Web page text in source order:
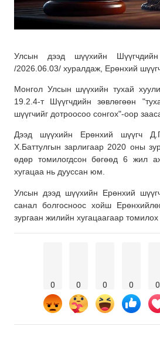
Улсын дээд шүүхийн
/2026.06.03/ хуралдаж, Ерөнхий
Монгол Улсын шүүхийн тухай
19.2.4-т Шүүгчдийн зөвлөгөөн
шүүгчийг дотроосоо сонгох"-оор
Дээд шүүхийн Ерөнхий шүүгч
Х.Баттулгын зарлигаар 2020 оны
өдөр томилогдсон бөгөөд 6 жил
хугацаа нь дууссан юм.
Улсын дээд шүүхийн Ерөнхий
санал болгосноос хойш
зургаан жилийн хугацаагаар томилох
0 0 0 0 0